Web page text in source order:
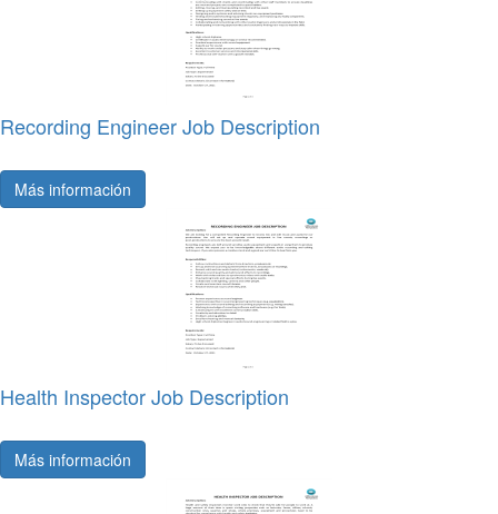
Recording Engineer Job Description
Más información
Health Inspector Job Description
Más información